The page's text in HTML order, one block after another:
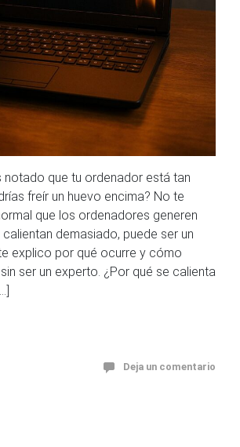
notado que tu ordenador está tan
freír un huevo encima? No te
que los ordenadores generen
demasiado, puede ser un
explico por qué ocurre y cómo
ser un experto. ¿Por qué se calienta
Deja un comentario